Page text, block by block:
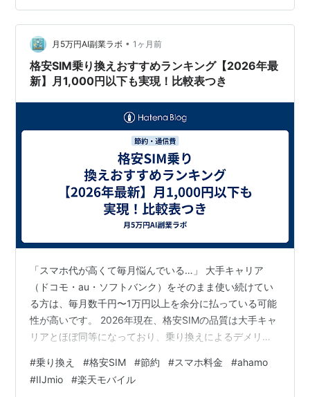
実はうたまろ、楽天に入る前に格安SIMで挫折した経験者
です😅当時の体験も正直に混ぜながら違いをまとめま
し…
月5万円AI副業ラボ • 1ヶ月前
格安SIM乗り換えおすすめランキング【2026年最
新】月1,000円以下も実現！比較表つき
「スマホ代が高くて毎月悩んでいる…」 大手キャリア
（ドコモ・au・ソフトバンク）をそのまま使い続けてい
る方は、毎月数千円〜1万円以上を余分に払っている可能
性が高いです。 2026年現在、格安SIMの品質は大手キャ
リアとほぼ同等になっており、乗り換えによるデメリッ
比較して選んだ格安SIMのおすすめランキングを紹介しま
す。
#乗り換え #格安SIM #節約 #スマホ料金 #ahamo
#IIJmio #楽天モバイル